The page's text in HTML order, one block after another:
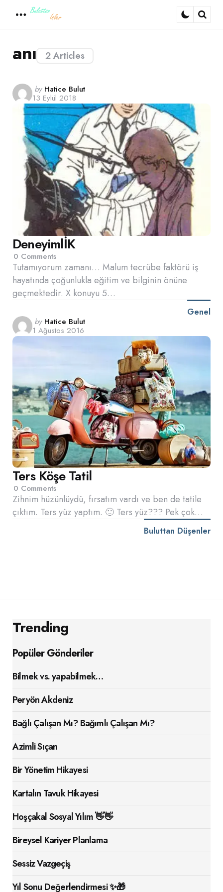
2 Articles
anı
Posted
by
by Hatice Bulut
13 Eylül 2018
DeneyimlİK
0 Comments
Tutamıyorum zamanı… Malum tecrübe faktörü iş
hayatında çoğunlukla eğitim ve bilginin önüne
geçmektedir. X konuyu 5…
Genel
Posted
by
by Hatice Bulut
1 Ağustos 2016
Ters Köşe Tatil
0 Comments
Zihnim hüzünlüydü, fırsatım vardı ve ben de tatile
çıktım. Ters yüz yaptım. 🙂 Ters yüz??? Pek çok…
Buluttan Düşenler
Trending
Popüler Gönderiler
Bilmek vs. yapabilmek…
Peryön Akdeniz
Bağlı Çalışan Mı? Bağımlı Çalışan Mı?
Azimli Sıçan
Bir Yönetim Hikayesi
Kartalın Tavuk Hikayesi
Hoşçakal Sosyal Yılım 👋👋
Bireysel Kariyer Planlama
Sessiz Vazgeçiş
Yıl Sonu Değerlendirmesi ✨🎁